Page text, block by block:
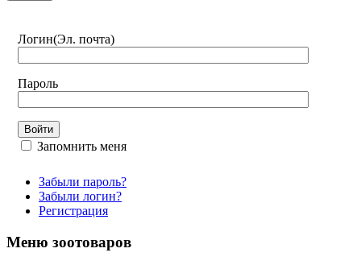
Логин(Эл. почта)
Пароль
Запомнить меня
Забыли пароль?
Забыли логин?
Регистрация
Меню зоотоваров